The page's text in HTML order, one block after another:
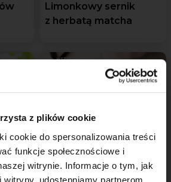
z plików cookie
cookie do spersonalizowania treści
funkcje społecznościowe i
witrynie. Informacje o tym, jak
udostępniamy partnerom
Limonkowy sernik
z herbatą matcha
Budyń jaglany z wanilią
×